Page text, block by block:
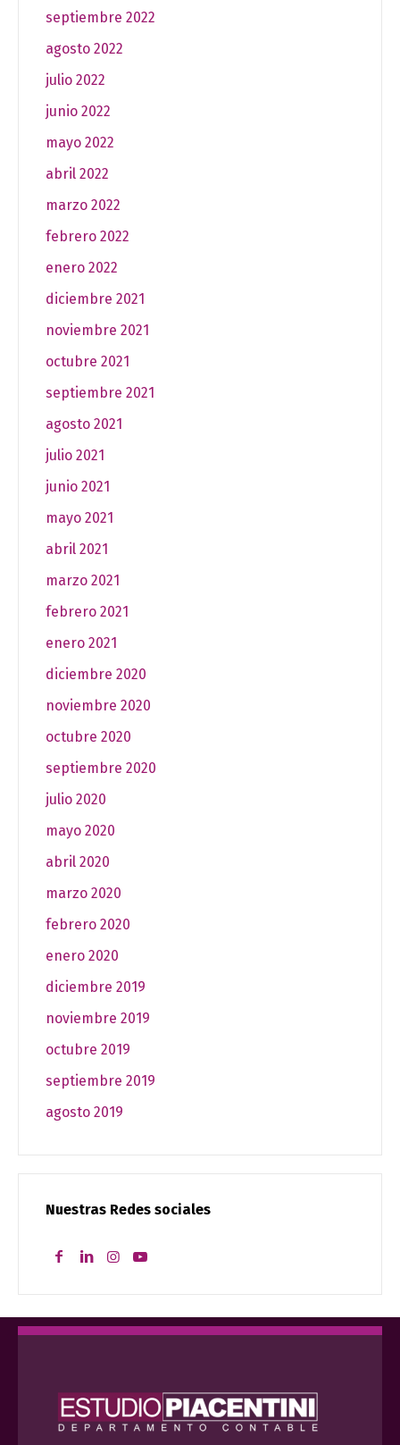
septiembre 2022
agosto 2022
julio 2022
junio 2022
mayo 2022
abril 2022
marzo 2022
febrero 2022
enero 2022
diciembre 2021
noviembre 2021
octubre 2021
septiembre 2021
agosto 2021
julio 2021
junio 2021
mayo 2021
abril 2021
marzo 2021
febrero 2021
enero 2021
diciembre 2020
noviembre 2020
octubre 2020
septiembre 2020
julio 2020
mayo 2020
abril 2020
marzo 2020
febrero 2020
enero 2020
diciembre 2019
noviembre 2019
octubre 2019
septiembre 2019
agosto 2019
Nuestras Redes sociales